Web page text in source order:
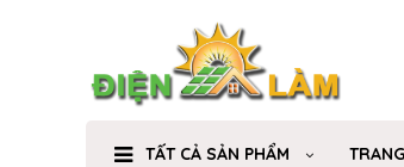
TẤT CẢ SẢN PHẨM